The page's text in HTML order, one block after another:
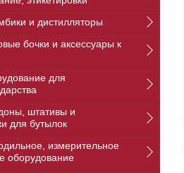
и дистилляторы
бочки и аксессуары к
для
штативы и
для бутылок
измерительное
оборудование